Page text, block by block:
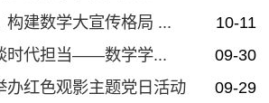
构建数学大宣传格局 ...
10-11
时代担当——数学学...
09-30
办红色观影主题党日活动
09-29